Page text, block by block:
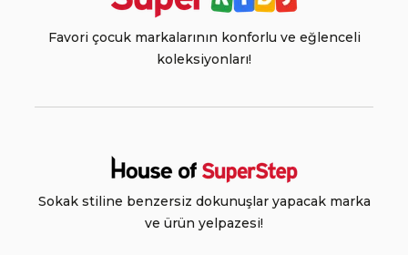
Favori çocuk markalarının konforlu ve eğlenceli
koleksiyonları!
Sokak stiline benzersiz dokunuşlar yapacak marka
ve ürün yelpazesi!